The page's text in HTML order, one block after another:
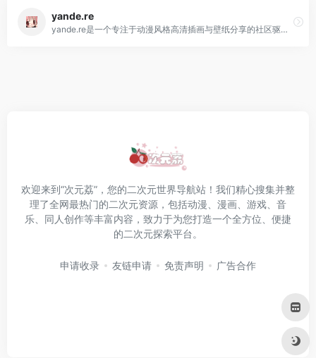
yande.re
yande.re是一个专注于动漫风格高清插画与壁纸分享的社区驱动平台，汇聚大量来自日本动漫、游戏、同人画师的高分辨率作品。用户可以通过标签、分辨率、评分等方式轻松搜索并免费下载壁纸与插画，覆盖从桌面大屏到手机壁纸的多种规格。无论你是在寻找唯美的动漫背景、角色插画、还是同人艺术图集，yande.re都是二次元爱好者打造个人主题视觉的理想选择。
欢迎来到“次元荔”，您的二次元世界导航站！我们精心搜集并整
理了全网最热门的二次元资源，包括动漫、漫画、游戏、音
乐、同人创作等丰富内容，致力于为您打造一个全方位、便捷
的二次元探索平台。
申请收录 友链申请 免责声明 广告合作